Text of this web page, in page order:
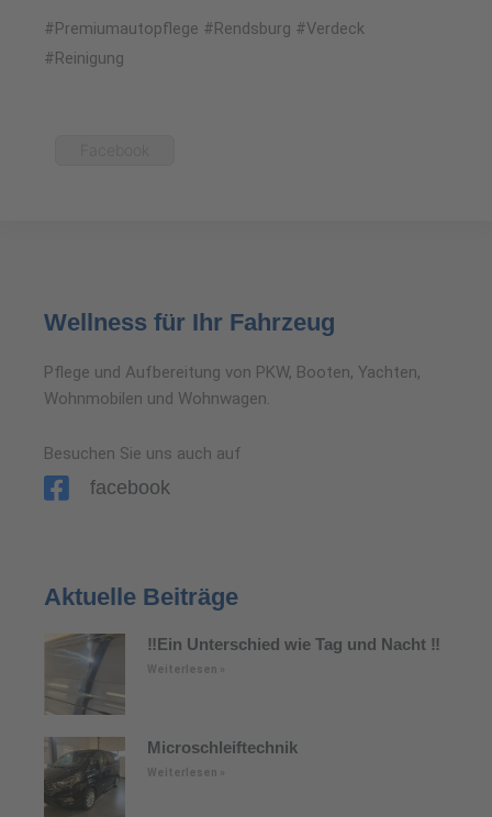
#Premiumautopflege #Rendsburg #Verdeck
#Reinigung
Wellness für Ihr Fahrzeug
Pflege und Aufbereitung von PKW, Booten, Yachten,
Wohnmobilen und Wohnwagen.
Besuchen Sie uns auch auf
facebook
Aktuelle Beiträge
‼️Ein Unterschied wie Tag und Nacht ‼️
Weiterlesen »
Microschleiftechnik
Weiterlesen »